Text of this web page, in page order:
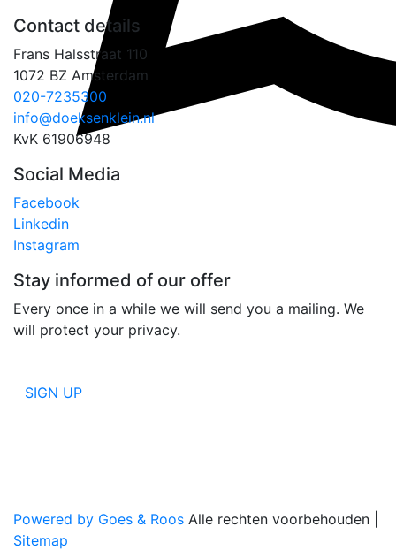
Contact details
Frans Halsstraat 110
1072 BZ Amsterdam
020-7235300
info@doeksenklein.nl
KvK 61906948
Social Media
Facebook
Linkedin
Instagram
Stay informed of our offer
Every once in a while we will send you a mailing. We
will protect your privacy.
SIGN UP
Powered by Goes & Roos Alle rechten voorbehouden
Sitemap